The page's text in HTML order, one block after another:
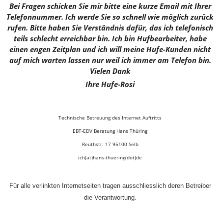
Bei Fragen schicken Sie mir bitte eine kurze Email mit Ihrer
Telefonnummer. Ich werde Sie so schnell wie möglich zurück
rufen. Bitte haben Sie Verständnis dafür, das ich telefonisch
teils schlecht erreichbar bin. Ich bin Hufbearbeiter, habe
einen engen Zeitplan und ich will meine Hufe-Kunden nicht
auf mich warten lassen nur weil ich immer am Telefon bin.
Vielen Dank
Ihre Hufe-Rosi
Technische Betreuung des Internet Auftritts
EBT-EDV Beratung Hans Thüring
Reuthstr. 17 95100 Selb
ich(at)hans-thuering(dot)de
Für alle verlinkten Internetseiten tragen ausschliesslich deren Betreiber
die Verantwortung.